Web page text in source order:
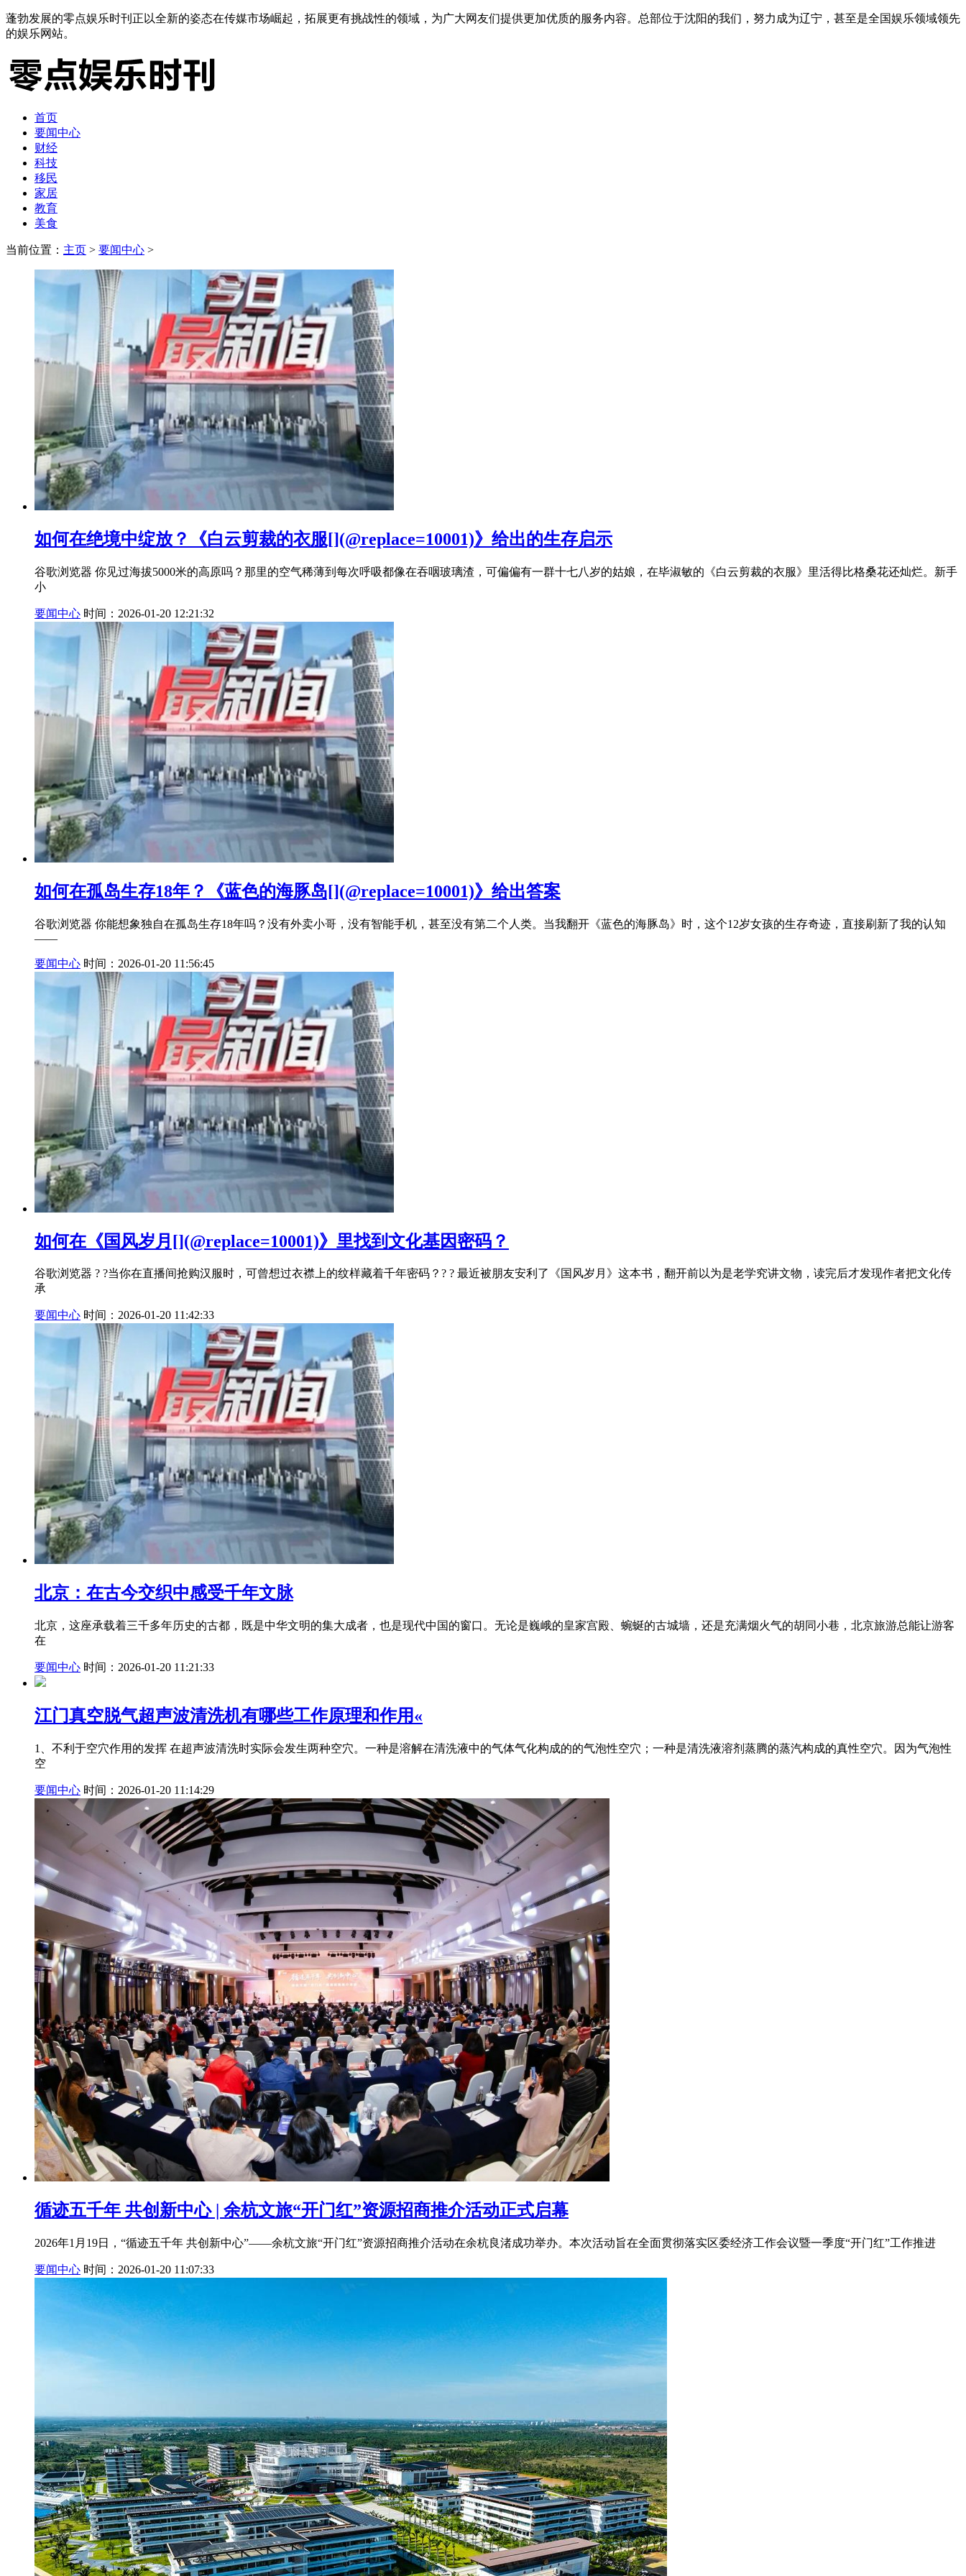
蓬勃发展的零点娱乐时刊正以全新的姿态在传媒市场崛起，拓展更有挑战性的领域，为广大网友们提供更加优质的服务内容。总部位于沈阳的我们，努力成为辽宁，甚至是全国娱乐领域领先
的娱乐网站。
首页
要闻中心
财经
科技
移民
家居
教育
美食
当前位置： 主页 > 要闻中心 >
如何在绝境中绽放？《白云剪裁的衣服[](@replace=10001)》给出的生存启示
谷歌浏览器 你见过海拔5000米的高原吗？那里的空气稀薄到每次呼吸都像在吞咽玻璃渣，可偏偏有一群十七八岁的姑娘，在毕淑敏的《白云剪裁的衣服》里活得比格桑花还灿烂。新手
小
要闻中心 时间：2026-01-20 12:21:32
如何在孤岛生存18年？《蓝色的海豚岛[](@replace=10001)》给出答案
谷歌浏览器 你能想象独自在孤岛生存18年吗？没有外卖小哥，没有智能手机，甚至没有第二个人类。当我翻开《蓝色的海豚岛》时，这个12岁女孩的生存奇迹，直接刷新了我的认知
——
要闻中心 时间：2026-01-20 11:56:45
如何在《国风岁月[](@replace=10001)》里找到文化基因密码？
谷歌浏览器 ? ?当你在直播间抢购汉服时，可曾想过衣襟上的纹样藏着千年密码？? ? 最近被朋友安利了《国风岁月》这本书，翻开前以为是老学究讲文物，读完后才发现作者把文化传
承
要闻中心 时间：2026-01-20 11:42:33
北京：在古今交织中感受千年文脉
北京，这座承载着三千多年历史的古都，既是中华文明的集大成者，也是现代中国的窗口。无论是巍峨的皇家宫殿、蜿蜒的古城墙，还是充满烟火气的胡同小巷，北京旅游总能让游客
在
要闻中心 时间：2026-01-20 11:21:33
江门真空脱气超声波清洗机有哪些工作原理和作用«
1、不利于空穴作用的发挥 在超声波清洗时实际会发生两种空穴。一种是溶解在清洗液中的气体气化构成的的气泡性空穴；一种是清洗液溶剂蒸腾的蒸汽构成的真性空穴。因为气泡性
空
要闻中心 时间：2026-01-20 11:14:29
循迹五千年 共创新中心 | 余杭文旅“开门红”资源招商推介活动正式启幕
2026年1月19日，“循迹五千年 共创新中心”——余杭文旅“开门红”资源招商推介活动在余杭良渚成功举办。本次活动旨在全面贯彻落实区委经济工作会议暨一季度“开门红”工作推进
要闻中心 时间：2026-01-20 11:07:33